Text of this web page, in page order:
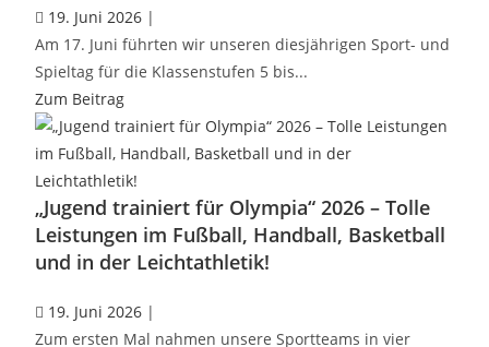
19. Juni 2026 |
Am 17. Juni führten wir unseren diesjährigen Sport- und
Spieltag für die Klassenstufen 5 bis...
Zum Beitrag
„Jugend trainiert für Olympia“ 2026 – Tolle
Leistungen im Fußball, Handball, Basketball
und in der Leichtathletik!
19. Juni 2026 |
Zum ersten Mal nahmen unsere Sportteams in vier